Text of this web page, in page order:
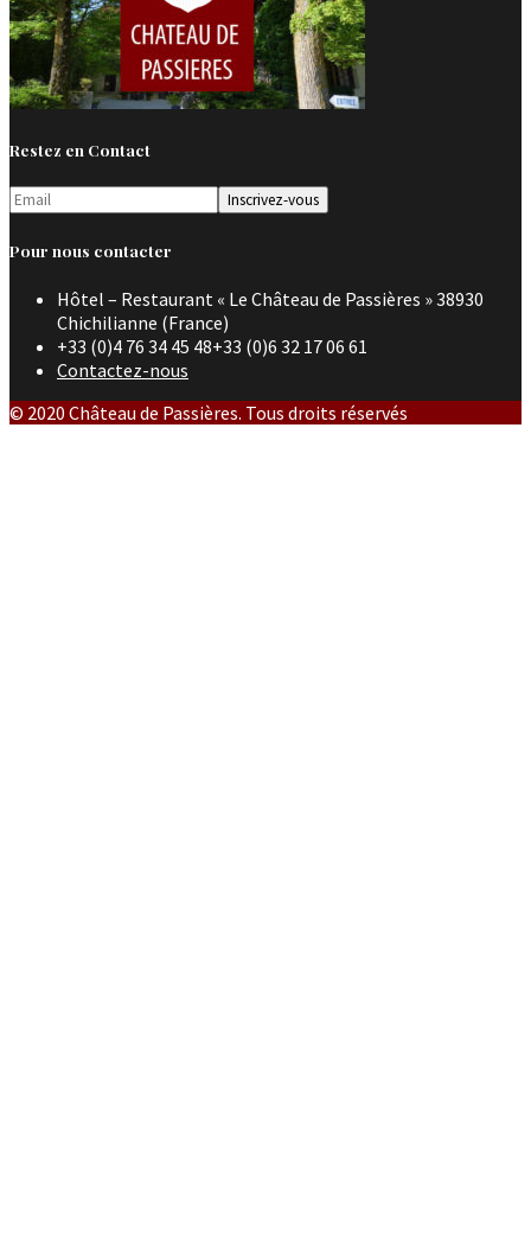
Restez en Contact
Pour nous contacter
Hôtel – Restaurant « Le Château de Passières » 38930
Chichilianne (France)
+33 (0)4 76 34 45 48+33 (0)6 32 17 06 61
Contactez-nous
© 2020 Château de Passières. Tous droits réservés